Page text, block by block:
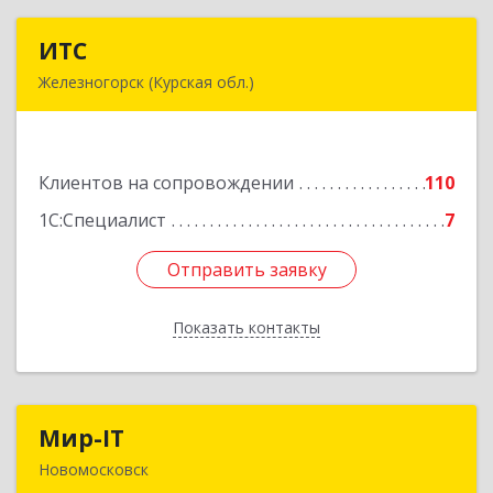
ИТС
Железногорск (Курская обл.)
Клиентов на сопровождении
110
1С:Специалист
7
Отправить заявку
Показать контакты
Подробнее
Отправить заявку
Назад
Мир-IT
Новомосковск